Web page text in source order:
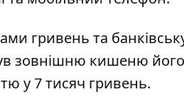
гривень та
зовнішню кишеню його
у 7 тисяч гривень.